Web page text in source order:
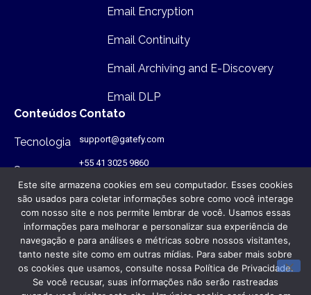
Email Encryption
Email Continuity
Email Archiving and E-Discovery
Email DLP
Conteúdos
Tecnologia
Segurança
Infraestutura
Contato
support@gatefy.com
+55 41 3025 9860
Onde estamos
Rua Antônio Gruba, 168 - PR - Brasil
- CEP: 80820-340
© Gatefy 2026. Todos os direitos reservados.
Este site armazena cookies em seu computador. Esses cookies
são usados para coletar informações sobre como você interage
com nosso site e nos permite lembrar de você. Usamos essas
informações para melhorar e personalizar sua experiência de
navegação e para análises e métricas sobre nossos visitantes,
tanto neste site como em outras mídias. Para saber mais sobre
os cookies que usamos, consulte nossa Política de Privacidade.
Se você recusar, suas informações não serão rastreadas